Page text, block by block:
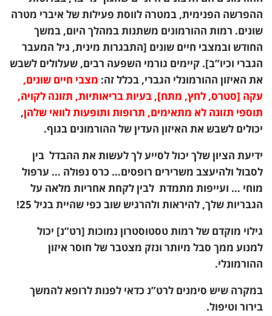
ההפרשה הפנימית, במטרה לווסת פעילות של איברי מטרה
שונים. רמות ההורמונים משתנות במהלך היום, במשך
החודש ובמצבי חיים שונים [התבגרות מינית, גיל המעבר
הגברי וכיו”ב]. קיימים גורמי השפעה רבים, שעלולים לשבש
את האיזון ההורמונלי הגברי, בכלל זה: מצבי חיים שונים,
עקה [סטרס, לחץ, מתח], בעיות בריאותיות, תזונה לקויה,
תוספי תזונה לא מתאימים, תרופות ותופעות לוואי שלהן,
יכולים לשבש את האיזון העדין של ההורמונים בגוף.
ידיעת הציון שלך יכול לסייע לך לעשות את ההבדל בין
לסבול ולהיעצב משרירים רופסים… כרס נפולה … ערפול
מוחי … ועייפות מתמדת לבין לקחת אחריות מלאה על
הגבריות שלך, להיראות ולהרגיש שוב כפי שהיית בגיל 25!
גילוי מוקדם של רמות טסטוסטרון נמוכות [רט”נ] יכול
למנוע ממך סבל מיותר ונזק מצטבר של חוסר איזון
ההורמונלי.
במקרה שיש סימנים לרט”נ כדאי לפנות לרופא להמשך
בירור וטיפול.